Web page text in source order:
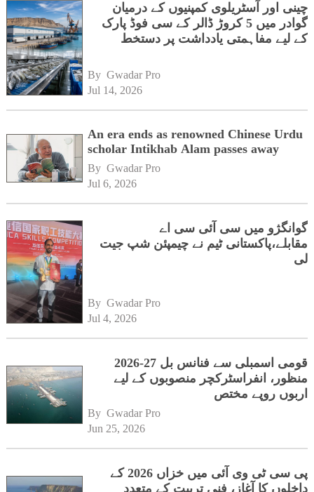
چینی اور آسٹریلوی کمپنیوں کے درمیان
گوادر میں 5 کروڑ ڈالر کے سی فوڈ پارک
کے لیے مفاہمتی یادداشت پر دستخط
By Gwadar Pro
Jul 14, 2026
An era ends as renowned Chinese Urdu
scholar Intikhab Alam passes away
By Gwadar Pro
Jul 6, 2026
گوانگژو میں سی آئی سی اے
مقابلے،پاکستانی ٹیم نے چیمپئن شپ جیت
لی
By Gwadar Pro
Jul 4, 2026
قومی اسمبلی سے فنانس بل 27-2026
منظور، انفراسٹرکچر منصوبوں کے لیے
اربوں روپے مختص
By Gwadar Pro
Jun 25, 2026
پی سی ٹی وی آئی میں خزاں 2026 کے
داخلوں کا آغاز، فنی تربیت کے متعدد